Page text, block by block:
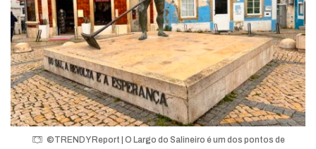
©TRENDY Report | O Largo do Salineiro é um dos pontos de